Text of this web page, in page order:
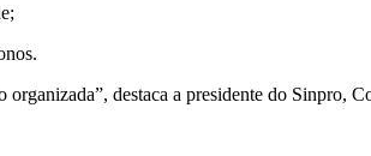
destaca a presidente do Sinpro,